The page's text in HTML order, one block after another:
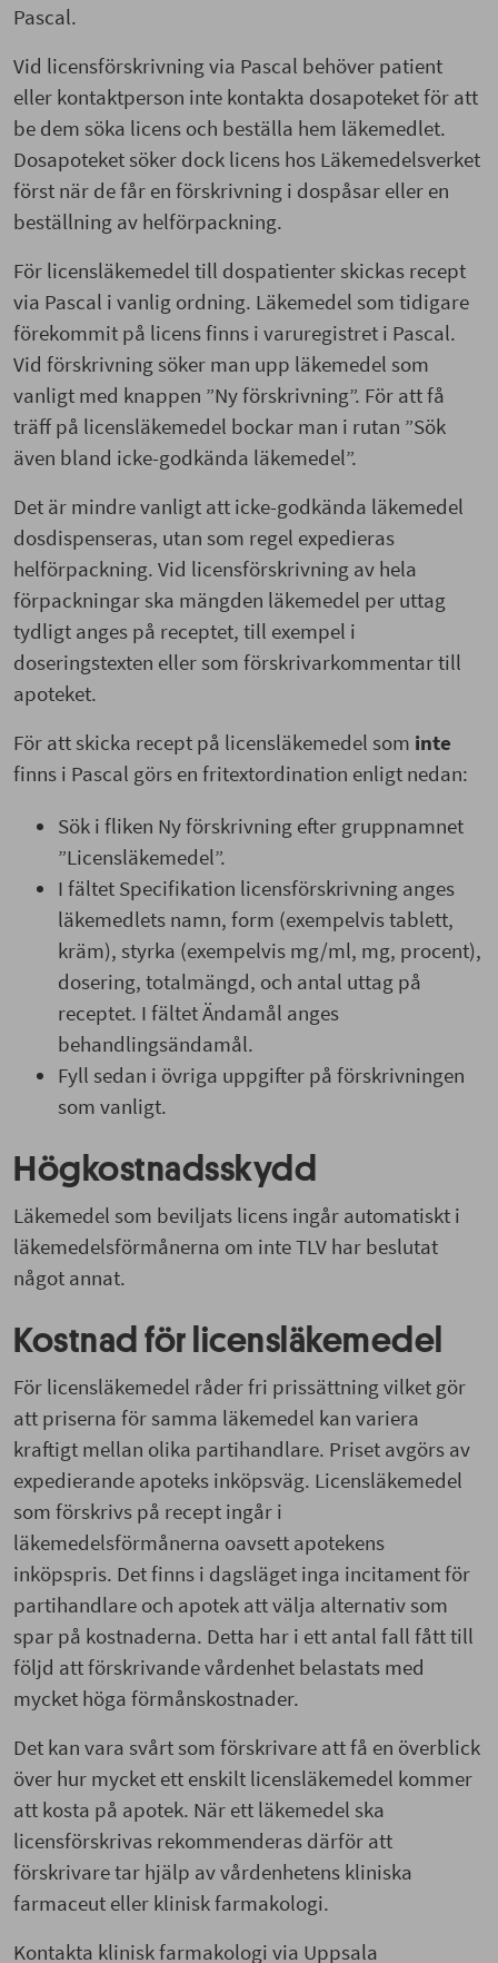
Pascal.
Vid licensförskrivning via Pascal behöver patient
eller kontaktperson inte kontakta dosapoteket för att
be dem söka licens och beställa hem läkemedlet.
Dosapoteket söker dock licens hos Läkemedelsverket
först när de får en förskrivning i dospåsar eller en
beställning av helförpackning.
För licensläkemedel till dospatienter skickas recept
via Pascal i vanlig ordning. Läkemedel som tidigare
förekommit på licens finns i varuregistret i Pascal.
Vid förskrivning söker man upp läkemedel som
vanligt med knappen ”Ny förskrivning”. För att få
träff på licensläkemedel bockar man i rutan ”Sök
även bland icke-godkända läkemedel”.
Det är mindre vanligt att icke-godkända läkemedel
dosdispenseras, utan som regel expedieras
helförpackning. Vid licensförskrivning av hela
förpackningar ska mängden läkemedel per uttag
tydligt anges på receptet, till exempel i
doseringstexten eller som förskrivarkommentar till
apoteket.
För att skicka recept på licensläkemedel som inte
finns i Pascal görs en fritextordination enligt nedan:
Sök i fliken Ny förskrivning efter gruppnamnet
”Licensläkemedel”.
I fältet Specifikation licensförskrivning anges
läkemedlets namn, form (exempelvis tablett,
kräm), styrka (exempelvis mg/ml, mg, procent),
dosering, totalmängd, och antal uttag på
receptet. I fältet Ändamål anges
behandlingsändamål.
Fyll sedan i övriga uppgifter på förskrivningen
som vanligt.
Högkostnadsskydd
Läkemedel som beviljats licens ingår automatiskt i
läkemedelsförmånerna om inte TLV har beslutat
något annat.
Kostnad för licensläkemedel
För licensläkemedel råder fri prissättning vilket gör
att priserna för samma läkemedel kan variera
kraftigt mellan olika partihandlare. Priset avgörs av
expedierande apoteks inköpsväg. Licensläkemedel
som förskrivs på recept ingår i
läkemedelsförmånerna oavsett apotekens
inköpspris. Det finns i dagsläget inga incitament för
partihandlare och apotek att välja alternativ som
spar på kostnaderna. Detta har i ett antal fall fått till
följd att förskrivande vårdenhet belastats med
mycket höga förmånskostnader.
Det kan vara svårt som förskrivare att få en överblick
över hur mycket ett enskilt licensläkemedel kommer
att kosta på apotek. När ett läkemedel ska
licensförskrivas rekommenderas därför att
förskrivare tar hjälp av vårdenhetens kliniska
farmaceut eller klinisk farmakologi.
Kontakta klinisk farmakologi via Uppsala